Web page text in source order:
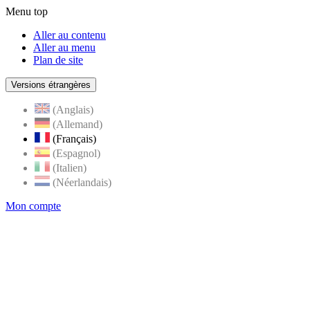
Menu top
Aller au contenu
Aller au menu
Plan de site
Versions étrangères
(Anglais)
(Allemand)
(Français)
(Espagnol)
(Italien)
(Néerlandais)
Mon compte